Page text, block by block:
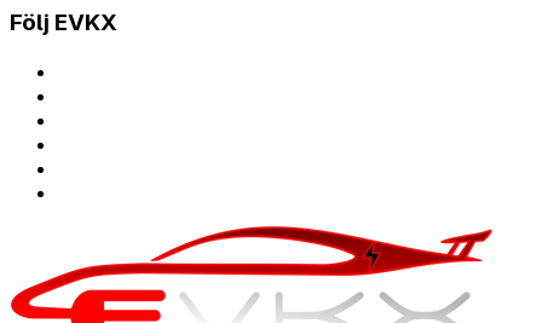
Följ EVKX